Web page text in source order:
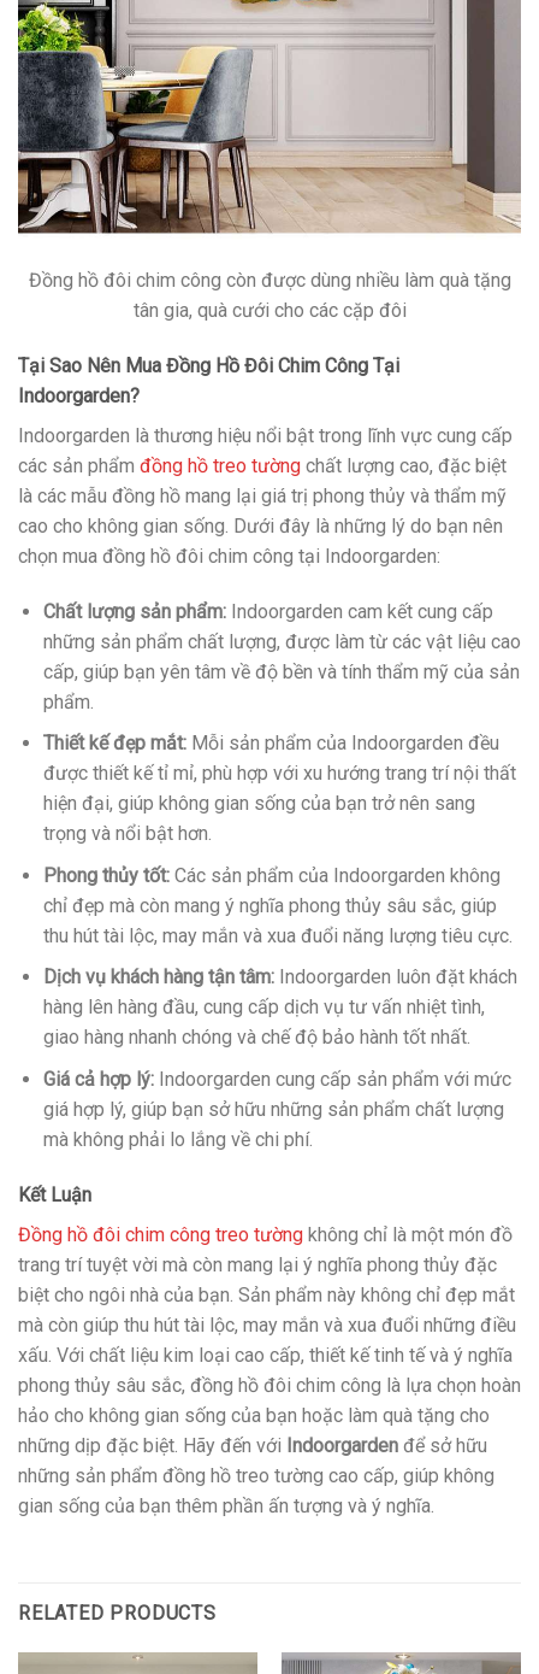
Đồng hồ đôi chim công còn được dùng nhiều làm quà tặng
tân gia, quà cưới cho các cặp đôi
Tại Sao Nên Mua Đồng Hồ Đôi Chim Công Tại
Indoorgarden?
Indoorgarden là thương hiệu nổi bật trong lĩnh vực cung cấp
các sản phẩm đồng hồ treo tường chất lượng cao, đặc biệt
là các mẫu đồng hồ mang lại giá trị phong thủy và thẩm mỹ
cao cho không gian sống. Dưới đây là những lý do bạn nên
chọn mua đồng hồ đôi chim công tại Indoorgarden:
Chất lượng sản phẩm:Indoorgarden cam kết cung cấp
những sản phẩm chất lượng, được làm từ các vật liệu cao
cấp, giúp bạn yên tâm về độ bền và tính thẩm mỹ của sản
phẩm.
Thiết kế đẹp mắt:Mỗi sản phẩm của Indoorgarden đều
được thiết kế tỉ mỉ, phù hợp với xu hướng trang trí nội thất
hiện đại, giúp không gian sống của bạn trở nên sang
trọng và nổi bật hơn.
Phong thủy tốt:Các sản phẩm của Indoorgarden không
chỉ đẹp mà còn mang ý nghĩa phong thủy sâu sắc, giúp
thu hút tài lộc, may mắn và xua đuổi năng lượng tiêu cực.
Dịch vụ khách hàng tận tâm:Indoorgarden luôn đặt khách
hàng lên hàng đầu, cung cấp dịch vụ tư vấn nhiệt tình,
giao hàng nhanh chóng và chế độ bảo hành tốt nhất.
Giá cả hợp lý:Indoorgarden cung cấp sản phẩm với mức
giá hợp lý, giúp bạn sở hữu những sản phẩm chất lượng
mà không phải lo lắng về chi phí.
Kết Luận
Đồng hồ đôi chim công treo tường không chỉ là một món đồ
trang trí tuyệt vời mà còn mang lại ý nghĩa phong thủy đặc
biệt cho ngôi nhà của bạn. Sản phẩm này không chỉ đẹp mắt
mà còn giúp thu hút tài lộc, may mắn và xua đuổi những điều
xấu. Với chất liệu kim loại cao cấp, thiết kế tinh tế và ý nghĩa
phong thủy sâu sắc, đồng hồ đôi chim công là lựa chọn hoàn
hảo cho không gian sống của bạn hoặc làm quà tặng cho
những dịp đặc biệt. Hãy đến với Indoorgarden để sở hữu
những sản phẩm đồng hồ treo tường cao cấp, giúp không
gian sống của bạn thêm phần ấn tượng và ý nghĩa.
RELATED PRODUCTS